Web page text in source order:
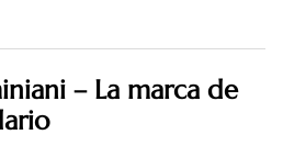
– La marca de